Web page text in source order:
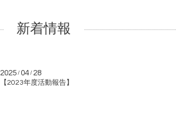
新着情報
2025 / 04 / 28
【2023年度活動報告】